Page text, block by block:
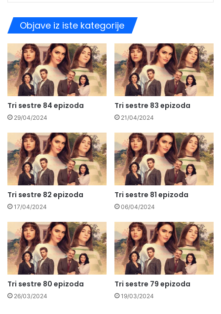
Objave iz iste kategorije
Tri sestre 84 epizoda
29/04/2024
Tri sestre 83 epizoda
21/04/2024
Tri sestre 82 epizoda
17/04/2024
Tri sestre 81 epizoda
06/04/2024
Tri sestre 80 epizoda
26/03/2024
Tri sestre 79 epizoda
19/03/2024